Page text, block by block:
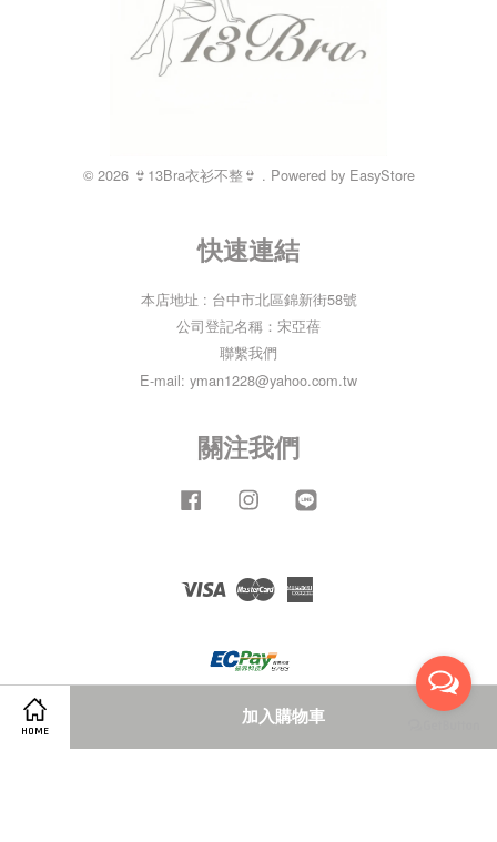
HOME
加入購物車
© 2026 👙13Bra衣衫不整👙 . Powered by EasyStore
快速連結
本店地址 : 台中市北區錦新街58號
公司登記名稱：宋亞蓓
聯繫我們
E-mail: yman1228@yahoo.com.tw
關注我們
Facebook Instagram
Visa Master